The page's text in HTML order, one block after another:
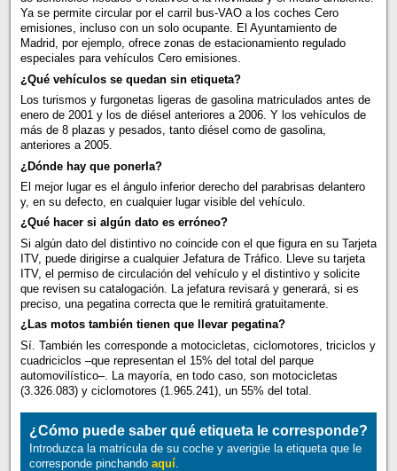
Ya se permite circular por el carril bus-VAO a los coches Cero
emisiones, incluso con un solo ocupante. El Ayuntamiento de
Madrid, por ejemplo, ofrece zonas de estacionamiento regulado
especiales para vehículos Cero emisiones.
¿Qué vehículos se quedan sin etiqueta?
Los turismos y furgonetas ligeras de gasolina matriculados antes de
enero de 2001 y los de diésel anteriores a 2006. Y los vehículos de
más de 8 plazas y pesados, tanto diésel como de gasolina,
anteriores a 2005.
¿Dónde hay que ponerla?
El mejor lugar es el ángulo inferior derecho del parabrisas delantero
y, en su defecto, en cualquier lugar visible del vehículo.
¿Qué hacer si algún dato es erróneo?
Si algún dato del distintivo no coincide con el que figura en su Tarjeta
ITV, puede dirigirse a cualquier Jefatura de Tráfico. Lleve su tarjeta
ITV, el permiso de circulación del vehículo y el distintivo y solicite
que revisen su catalogación. La jefatura revisará y generará, si es
preciso, una pegatina correcta que le remitirá gratuitamente.
¿Las motos también tienen que llevar pegatina?
Sí. También les corresponde a motocicletas, ciclomotores, triciclos y
cuadriciclos –que representan el 15% del total del parque
automovilístico–. La mayoría, en todo caso, son motocicletas
(3.326.083) y ciclomotores (1.965.241), un 55% del total.
¿Cómo puede saber qué etiqueta le corresponde?
Introduzca la matrícula de su coche y averigüe la etiqueta que le
corresponde pinchando aquí.